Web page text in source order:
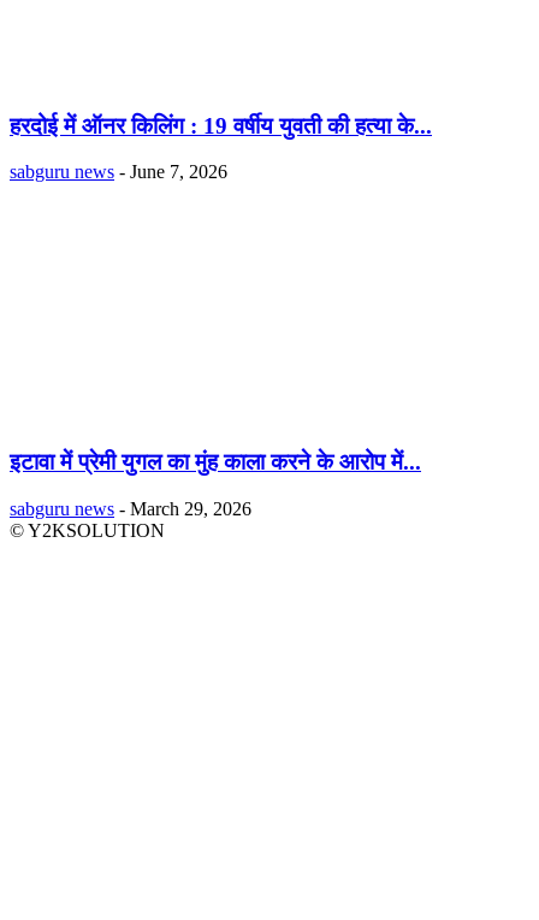
हरदोई में ऑनर किलिंग : 19 वर्षीय युवती की हत्या के...
sabguru news - June 7, 2026
इटावा में प्रेमी युगल का मुंह काला करने के आरोप में...
sabguru news - March 29, 2026
© Y2KSOLUTION